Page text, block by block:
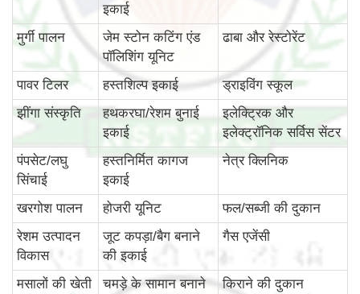
इकाई
मुर्गी पालन
जेम स्टोन कटिंग एंड
पॉलिशिंग यूनिट
ढाबा और रेस्टोरेंट
पावर टिलर हस्तशिल्प इकाई
ड्राइविंग स्कूल
झींगा संस्कृति
हथकरघा/रेशम बुनाई
इकाई
इलेक्ट्रिक और
इलेक्ट्रॉनिक सर्विस सेंटर
पंपसेट/लघु
सिंचाई
हस्तनिर्मित कागज
इकाई
नेत्र क्लिनिक
खरगोश पालन होजरी यूनिट
फल/सब्जी की दुकान
रेशम उत्पादन
विकास
जूट कपड़ा/बैग बनाने
की इकाई
गैस एजेंसी
मसालों की खेती
चमड़े के सामान बनाने
किराने की दुकान